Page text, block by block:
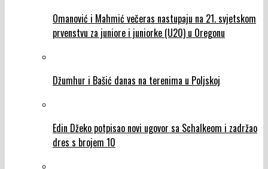
Omanović i Mahmić večeras nastupaju na 21. svjetskom
prvenstvu za juniore i juniorke (U20) u Oregonu
Džumhur i Bašić danas na terenima u Poljskoj
Edin Džeko potpisao novi ugovor sa Schalkeom i zadržao
dres s brojem 10